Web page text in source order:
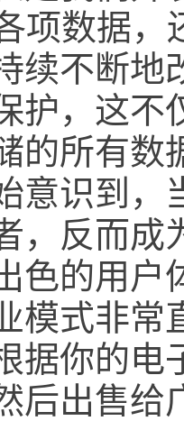
项数据，
续不断地
护，这不
的所有数
意识到，
，反而成
色的用户
模式非常
据你的电
后出售给